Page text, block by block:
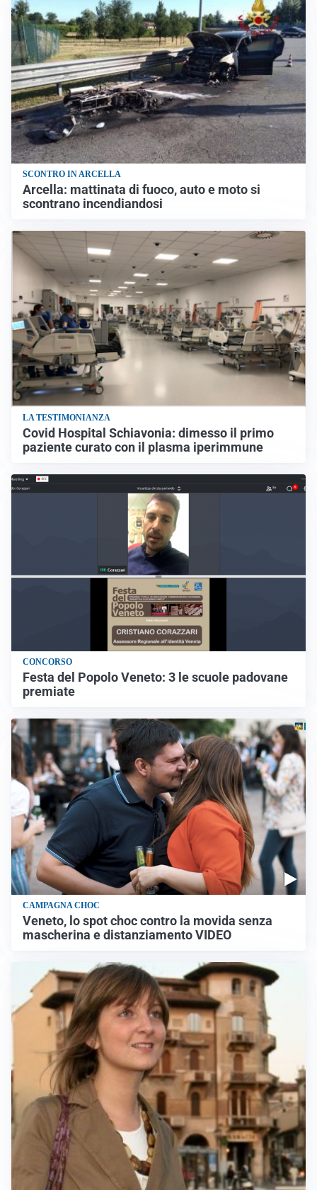
SCONTRO IN ARCELLA
Arcella: mattinata di fuoco, auto e moto si
scontrano incendiandosi
LA TESTIMONIANZA
Covid Hospital Schiavonia: dimesso il primo
paziente curato con il plasma iperimmune
CONCORSO
Festa del Popolo Veneto: 3 le scuole padovane
premiate
CAMPAGNA CHOC
Veneto, lo spot choc contro la movida senza
mascherina e distanziamento VIDEO